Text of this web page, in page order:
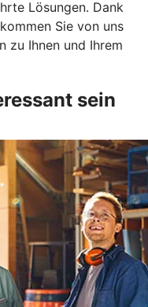
Lösungen. Dank
Sie von uns
zu Ihnen und Ihrem
sein